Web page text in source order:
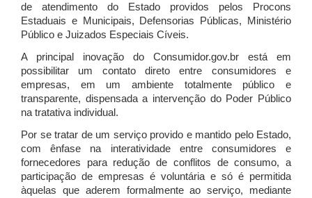
de atendimento do Estado providos pelos Procons
Estaduais e Municipais, Defensorias Públicas, Ministério
Público e Juizados Especiais Cíveis.
A principal inovação do Consumidor.gov.br está em
possibilitar um contato direto entre consumidores e
empresas, em um ambiente totalmente público e
transparente, dispensada a intervenção do Poder Público
na tratativa individual.
Por se tratar de um serviço provido e mantido pelo Estado,
com ênfase na interatividade entre consumidores e
fornecedores para redução de conflitos de consumo, a
participação de empresas é voluntária e só é permitida
àquelas que aderem formalmente ao serviço, mediante